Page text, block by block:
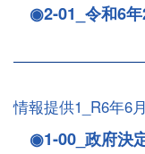
◉2-01_令和6
情報提供1_R6年6
◉1-00_政府決